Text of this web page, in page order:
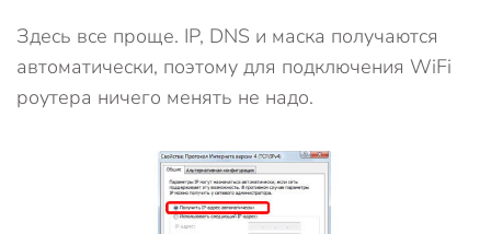
Здесь все проще. IP, DNS и маска получаются
автоматически, поэтому для подключения WiFi
роутера ничего менять не надо.